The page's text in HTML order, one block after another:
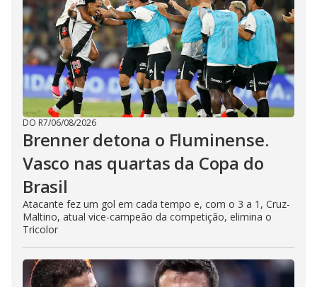
DO R7/06/08/2026
Brenner detona o Fluminense.
Vasco nas quartas da Copa do
Brasil
Atacante fez um gol em cada tempo e, com o 3 a 1, Cruz-
Maltino, atual vice-campeão da competição, elimina o
Tricolor